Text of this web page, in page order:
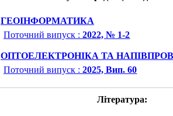
ГЕОІНФОРМАТИКА
Поточний випуск :2022, № 1-2
ОПТОЕЛЕКТРОНІКА ТА
Поточний випуск :2025, Вип. 60
Література: